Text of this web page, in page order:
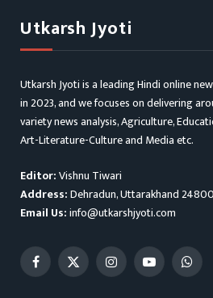
Utkarsh Jyoti
Utkarsh Jyoti is a leading Hindi online
in 2023, and we focuses on delivering
variety news analysis, Agriculture,
Art-Literature-Culture and Media etc.
Editor:Vishnu Tiwari
Address:Dehradun, Uttarakhand
Email Us:info@utkarshjyoti.com
Facebook
X
InstagramYouTube